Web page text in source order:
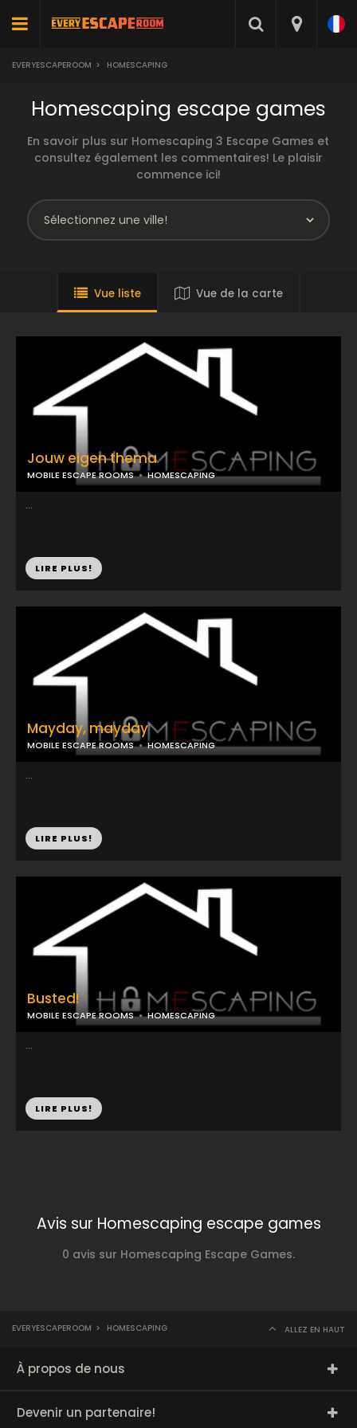
EVERYESCAPEROOM > HOMESCAPING
Homescaping escape games
En savoir plus sur Homescaping 3 Escape Games et
consultez également les commentaires! Le plaisir
commence ici!
Vue liste Vue de la carte
Jouw eigen thema
MOBILE ESCAPE ROOMS HOMESCAPING
...
LIRE PLUS!
Mayday, mayday
MOBILE ESCAPE ROOMS HOMESCAPING
...
LIRE PLUS!
Busted!
MOBILE ESCAPE ROOMS HOMESCAPING
...
LIRE PLUS!
Avis sur Homescaping escape games
0 avis sur Homescaping Escape Games.
EVERYESCAPEROOM > HOMESCAPING ALLEZ EN HAUT
À propos de nous
Devenir un partenaire!